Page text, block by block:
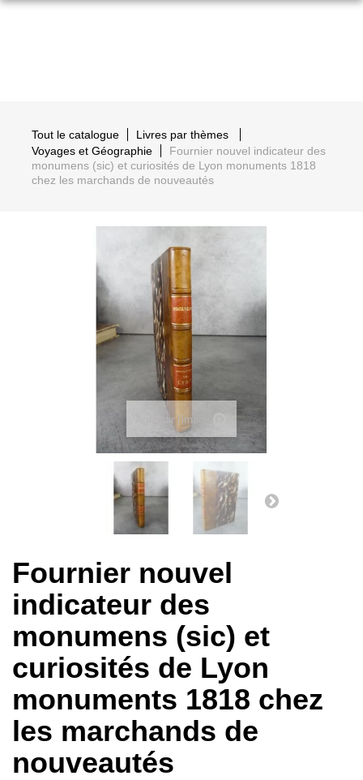
Tout le catalogue
Livres par thèmes
Voyages et Géographie
Fournier nouvel indicateur des
monumens (sic) et curiosités de Lyon monuments 1818
chez les marchands de nouveautés
Agrandir l'image
Fournier nouvel
indicateur des
monumens (sic) et
curiosités de Lyon
monuments 1818 chez
les marchands de
nouveautés